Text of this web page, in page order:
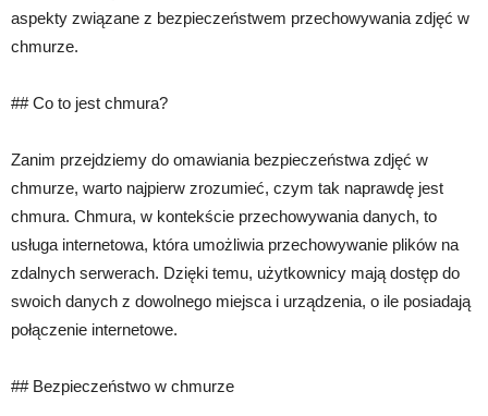
aspekty związane z bezpieczeństwem przechowywania zdjęć w
chmurze.
## Co to jest chmura?
Zanim przejdziemy do omawiania bezpieczeństwa zdjęć w
chmurze, warto najpierw zrozumieć, czym tak naprawdę jest
chmura. Chmura, w kontekście przechowywania danych, to
usługa internetowa, która umożliwia przechowywanie plików na
zdalnych serwerach. Dzięki temu, użytkownicy mają dostęp do
swoich danych z dowolnego miejsca i urządzenia, o ile posiadają
połączenie internetowe.
## Bezpieczeństwo w chmurze